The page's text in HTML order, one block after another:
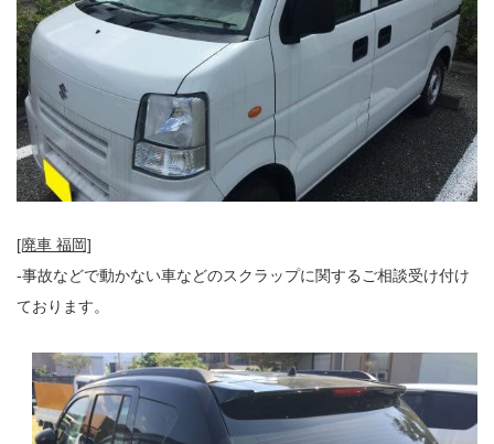
[廃車 福岡]
-事故などで動かない車などのスクラップに関するご相談受け付け
ております。